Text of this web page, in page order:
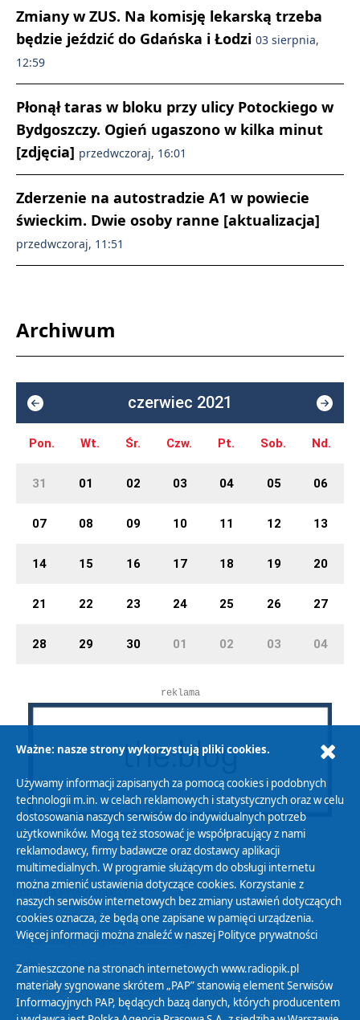
Zmiany w ZUS. Na komisję lekarską trzeba
będzie jeździć do Gdańska i Łodzi 03 sierpnia,
12:59
Płonął taras w bloku przy ulicy Potockiego w
Bydgoszczy. Ogień ugaszono w kilka minut
[zdjęcia] przedwczoraj, 16:01
Zderzenie na autostradzie A1 w powiecie
świeckim. Dwie osoby ranne [aktualizacja]
przedwczoraj, 11:51
Archiwum
czerwiec 2021
Pon. Wt. Śr. Czw. Pt. Sob. Nd.
31 01 02 03 04 05 06
07 08 09 10 11 12 13
14 15 16 17 18 19 20
21 22 23 24 25 26 27
28 29 30 01 02 03 04
reklama
Polityka Prywatności
Zasady korzystania z Serwisu
Organizacje Pożytku Publicznego
Cyfryzacja DAB+
Polityka ochrony danych osobowych
Abonament
Ważne: nasze strony wykorzystują pliki cookies.
Używamy informacji zapisanych za pomocą cookies i podobnych
technologii m.in. w celach reklamowych i statystycznych oraz w celu
dostosowania naszych serwisów do indywidualnych potrzeb
użytkowników. Mogą też stosować je współpracujący z nami
reklamodawcy, firmy badawcze oraz dostawcy aplikacji
multimedialnych. W programie służącym do obsługi internetu
można zmienić ustawienia dotyczące cookies. Korzystanie z
naszych serwisów internetowych bez zmiany ustawień dotyczących
cookies oznacza, że będą one zapisane w pamięci urządzenia.
Więcej informacji można znaleźć w naszej Polityce prywatności
Zamieszczone na stronach internetowych www.radiopik.pl
materiały sygnowane skrótem „PAP” stanowią element Serwisów
Informacyjnych PAP, będących bazą danych, których producentem